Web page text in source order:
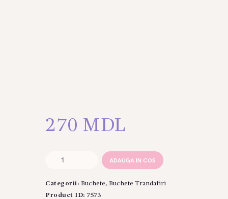
270 MDL
Cantitate
7
trandafiri
ADAUGA IN COS
Categorii: Buchete, Buchete Trandafiri
Product ID: 7573